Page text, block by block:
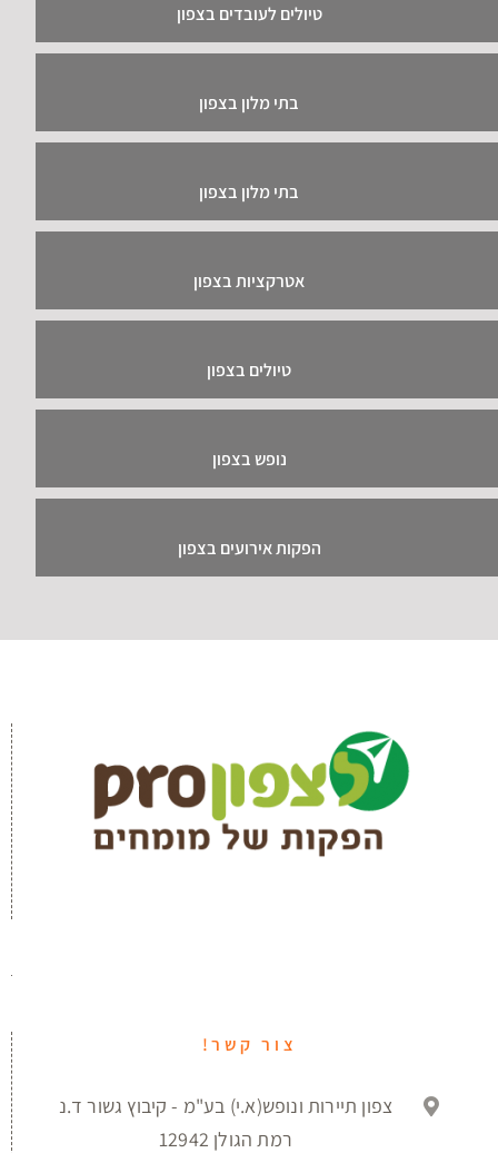
טיולים לעובדים בצפון
בתי מלון בצפון
בתי מלון בצפון
אטרקציות בצפון
טיולים בצפון
נופש בצפון
הפקות אירועים בצפון
צור קשר!
צפון תיירות ונופש(א.י) בע"מ - קיבוץ גשור ד.נ
רמת הגולן 12942